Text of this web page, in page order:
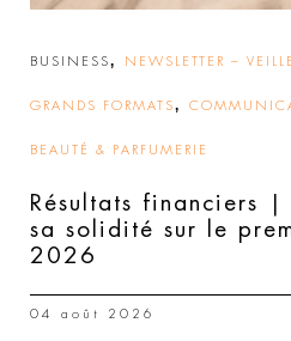
BUSINESS, NEWSLETTER –
GRANDS FORMATS,
BEAUTÉ & PARFUMERIE
Résultats financiers |
sa solidité sur le
2026
04 août 2026